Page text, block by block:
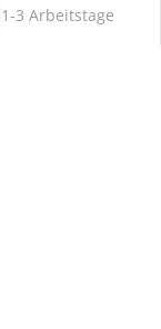
1-3 Arbeitstage